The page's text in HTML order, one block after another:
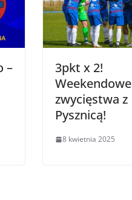
–
3pkt x 2!
Weekendowe
zwycięstwa z
Pysznicą!
8 kwietnia 2025